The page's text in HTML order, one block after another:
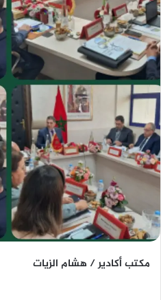
مكتب أكادير / هشام الزيات